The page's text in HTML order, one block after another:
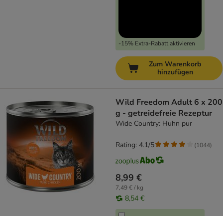
-15% Extra-Rabatt aktivieren
Zum Warenkorb
hinzufügen
Wild Freedom Adult 6 x 200
g - getreidefreie Rezeptur
Wide Country: Huhn pur
8,99 €
7,49 € / kg
8,54 €
Rating: 4.1/5 (1044)